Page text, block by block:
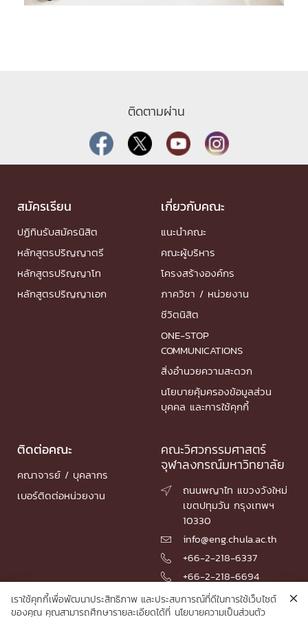
ติดตามผ่าน
สมัครเรียน
ปฏิทินรับสมัครนิสิต
หลักสูตรปริญญาตรี
หลักสูตรปริญญาโท
หลักสูตรปริญญาเอก
เกี่ยวกับคณะ
แนะนำคณะ
คณะผู้บริหาร
โครงสร้างองค์กร
ภาควิชา / หน่วยงาน
ชีวิตนิสิต
ONE-STOP
COMMUNICATIONS
สิ่งอำนวยความสะดวก
นโยบายคุ้มครองข้อมูลส่วน
บุคคล และการใช้คุกกี้
ติดต่อคณะ
คณาจารย์ / บุคลากร
เบอร์ติดต่อหน่วยงาน
คณะวิศวกรรมศาสตร์
จุฬาลงกรณ์มหาวิทยาลัย

ถนนพญาไท แขวงวังใหม่
เขตปทุมวัน กรุงเทพฯ
10330
 info@eng.chula.ac.th
 +66-2-218-6337
 +66-2-218-6694
เราใช้คุกกี้เพื่อพัฒนาประสิทธิภาพ และประสบการณ์ที่ดีในการใช้เว็บไซต์
ของคุณ คุณสามารถศึกษารายละเอียดได้ที่ นโยบายความเป็นส่วนตัว